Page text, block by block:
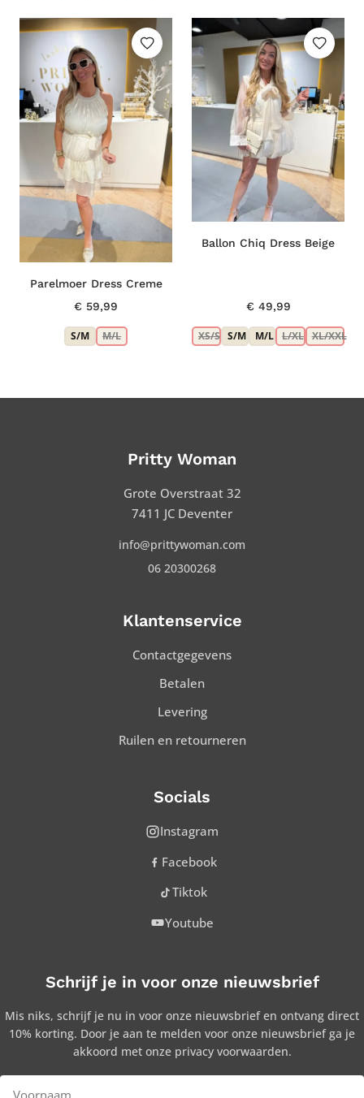
Parelmoer Dress Creme
€ 59,99
S/M M/L
Ballon Chiq Dress Beige
€ 49,99
XS/S S/M M/L L/XL XL/XXL
Pritty Woman
Grote Overstraat 32
7411 JC Deventer
info@prittywoman.com
06 20300268
Klantenservice
Contactgegevens
Betalen
Levering
Ruilen en retourneren
Socials
Instagram
Facebook
Tiktok
Youtube
Schrijf je in voor onze nieuwsbrief
Mis niks, schrijf je nu in voor onze nieuwsbrief en ontvang direct
10% korting. Door je aan te melden voor onze nieuwsbrief ga je
akkoord met onze privacy voorwaarden.